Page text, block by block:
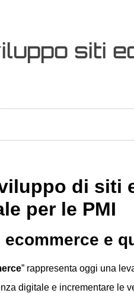
siti
di siti
per le PMI
ecommerce e
” rappresenta oggi una
digitale e incrementare le